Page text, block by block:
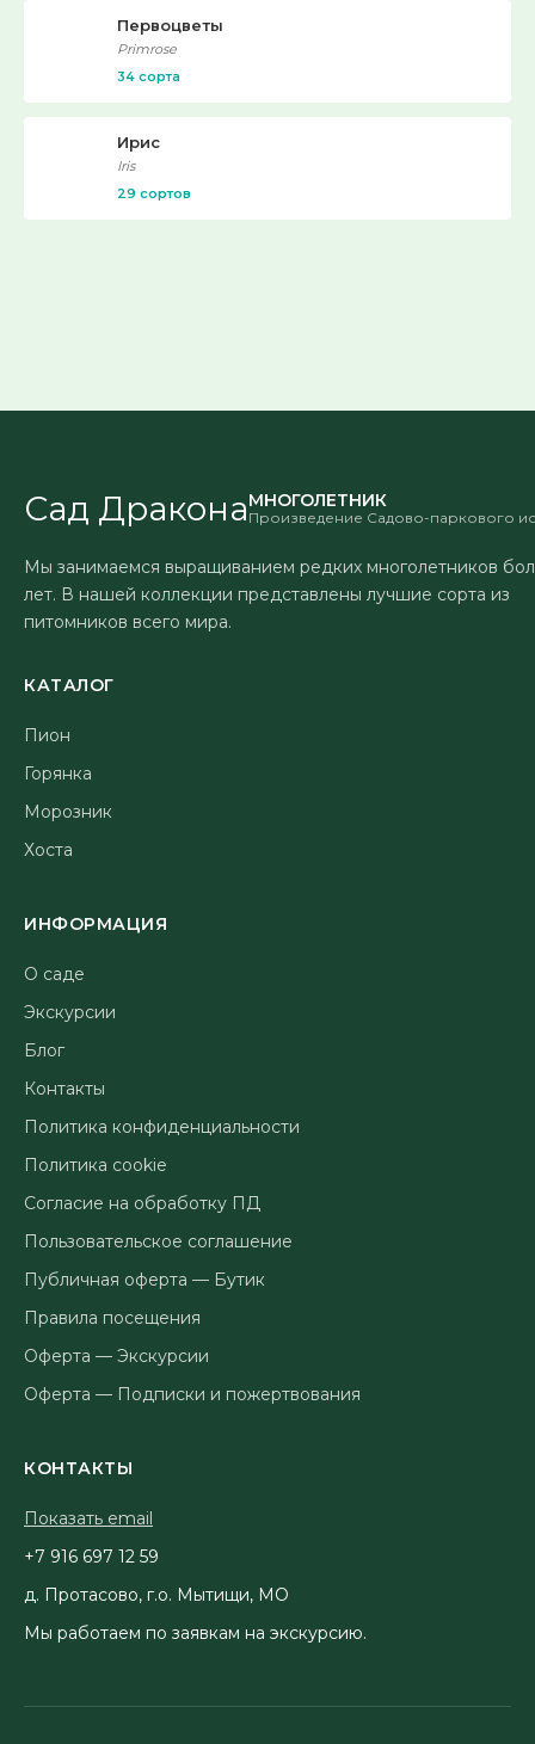
Первоцветы
Primrose
34 сорта
Ирис
Iris
29 сортов
Сад ДраконаМНОГОЛЕТНИК
Произведение Садово-паркового
Мы занимаемся выращиванием редких многолетников
лет. В нашей коллекции представлены лучшие сорта из
питомников всего мира.
КАТАЛОГ
Пион
Горянка
Морозник
Хоста
ИНФОРМАЦИЯ
О саде
Экскурсии
Блог
Контакты
Политика конфиденциальности
Политика cookie
Согласие на обработку ПД
Пользовательское соглашение
Публичная оферта — Бутик
Правила посещения
Оферта — Экскурсии
Оферта — Подписки и пожертвования
КОНТАКТЫ
Показать email
95 21 796 619 7+
д. Протасово, г.о. Мытищи, МО
Мы работаем по заявкам на экскурсию.